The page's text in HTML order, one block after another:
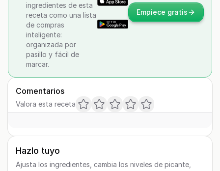
ingredientes de esta
receta como una lista
de compras
inteligente:
organizada por
pasillo y fácil de
marcar.
Empiece gratis
Comentarios
Valora esta receta
Hazlo tuyo
Ajusta los ingredientes, cambia los niveles de picante,